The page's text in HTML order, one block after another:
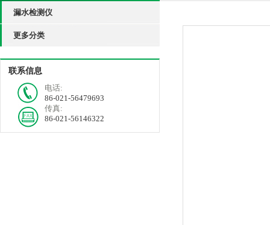
漏水检测仪
更多分类
联系信息
电话:
86-021-56479693
传真:
86-021-56146322